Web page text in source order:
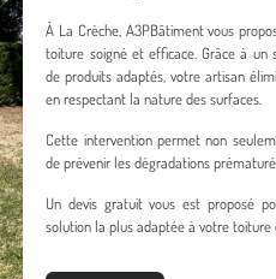
À La Crèche, A3PBâtiment vous
toiture soigné et efficace. Grâce à un
de produits adaptés, votre artisan
en respectant la nature des surfaces.
Cette intervention permet non
de prévenir les dégradations
Un devis gratuit vous est proposé
solution la plus adaptée à votre toiture